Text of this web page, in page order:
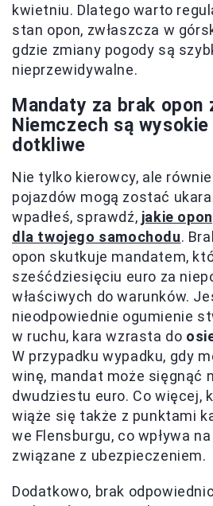
kwietniu. Dlatego warto
stan opon, zwłaszcza w
gdzie zmiany pogody są
nieprzewidywalne.
Mandaty za brak opon
Niemczech są
dotkliwe
Nie tylko kierowcy, ale
pojazdów mogą zostać
wpadłeś, sprawdź, jakie
dla twojego samochodu.
opon skutkuje mandatem,
sześćdziesięciu euro za
właściwych do warunków.
nieodpowiednie ogumienie
w ruchu, kara wzrasta do
W przypadku wypadku, gdy
winę, mandat może sięgnąć
dwudziestu euro. Co więcej,
wiąże się także z punktami
we Flensburgu, co wpływa
związane z ubezpieczeniem.
Dodatkowo, brak